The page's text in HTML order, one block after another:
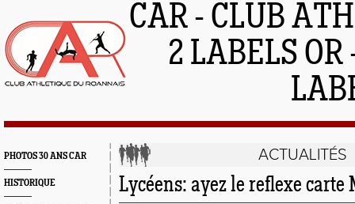
CAR - CLUB
2 LABELS
PHOTOS 30 ANS CAR
HISTORIQUE
ACTUALITÉS
Lycéens: ayez le reflexe carte